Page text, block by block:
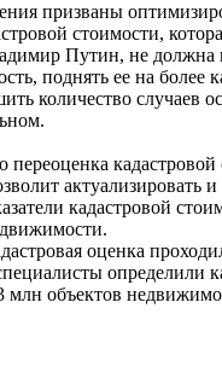
призваны
стоимости,
Путин, не должна
поднять ее на более
количество случаев
переоценка кадастровой
актуализировать
кадастровой
оценка
определили
млн объектов